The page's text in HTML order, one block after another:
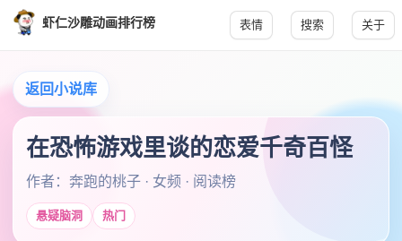
虾仁沙雕动画排行榜 表情 搜索 关于
返回小说库
在恐怖游戏里谈的恋爱千奇百怪
作者：奔跑的桃子 · 女频 · 阅读榜
悬疑脑洞 热门